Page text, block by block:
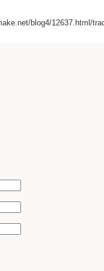
blog4/12637.html/